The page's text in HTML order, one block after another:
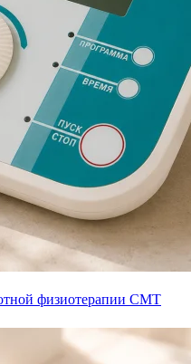
физиотерапии СМТ